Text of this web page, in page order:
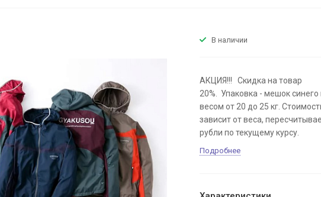
В наличии
АКЦИЯ!!! Скидка на товар
20%. Упаковка - мешок синего
весом от 20 до 25 кг.
зависит от веса,
рубли по текущему курсу.
Подробнее